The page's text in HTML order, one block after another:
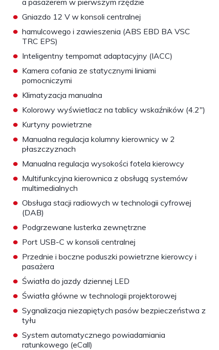
a pasażerem w pierwszym rzędzie
• Gniazdo 12 V w konsoli centralnej
• hamulcowego i zawieszenia (ABS EBD BA VSC
TRC EPS)
• Inteligentny tempomat adaptacyjny (IACC)
• Kamera cofania ze statycznymi liniami
pomocniczymi
• Klimatyzacja manualna
• Kolorowy wyświetlacz na tablicy wskaźników (4.2")
• Kurtyny powietrzne
• Manualna regulacja kolumny kierownicy w 2
płaszczyznach
• Manualna regulacja wysokości fotela kierowcy
• Multifunkcyjna kierownica z obsługą systemów
multimedialnych
• Obsługa stacji radiowych w technologii cyfrowej
(DAB)
• Podgrzewane lusterka zewnętrzne
• Port USB-C w konsoli centralnej
• Przednie i boczne poduszki powietrzne kierowcy i
pasażera
• Światła do jazdy dziennej LED
• Światła główne w technologii projektorowej
• Sygnalizacja niezapiętych pasów bezpieczeństwa z
tyłu
• System automatycznego powiadamiania
ratunkowego (eCall)